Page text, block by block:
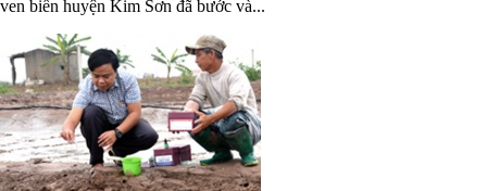
ven biển huyện Kim Sơn đã bước và...